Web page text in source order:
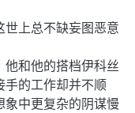
上总不缺妄图恶意
和他的搭档伊科丝
手的工作却并不顺
中更复杂的阴谋慢